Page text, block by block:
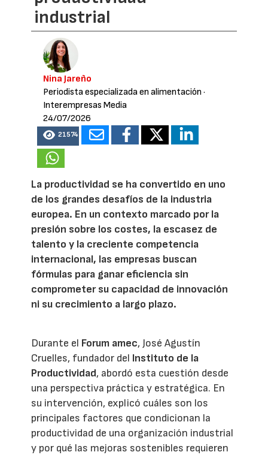
industrial
Nina Jareño
Periodista especializada en alimentación ·
Interempresas Media
24/07/2026
21574
La productividad se ha convertido en uno
de los grandes desafíos de la industria
europea. En un contexto marcado por la
presión sobre los costes, la escasez de
talento y la creciente competencia
internacional, las empresas buscan
fórmulas para ganar eficiencia sin
comprometer su capacidad de innovación
ni su crecimiento a largo plazo.
Durante el Forum amec, José Agustín
Cruelles, fundador del Instituto de la
Productividad, abordó esta cuestión desde
una perspectiva práctica y estratégica. En
su intervención, explicó cuáles son los
principales factores que condicionan la
productividad de una organización industrial
y por qué las mejoras sostenibles requieren